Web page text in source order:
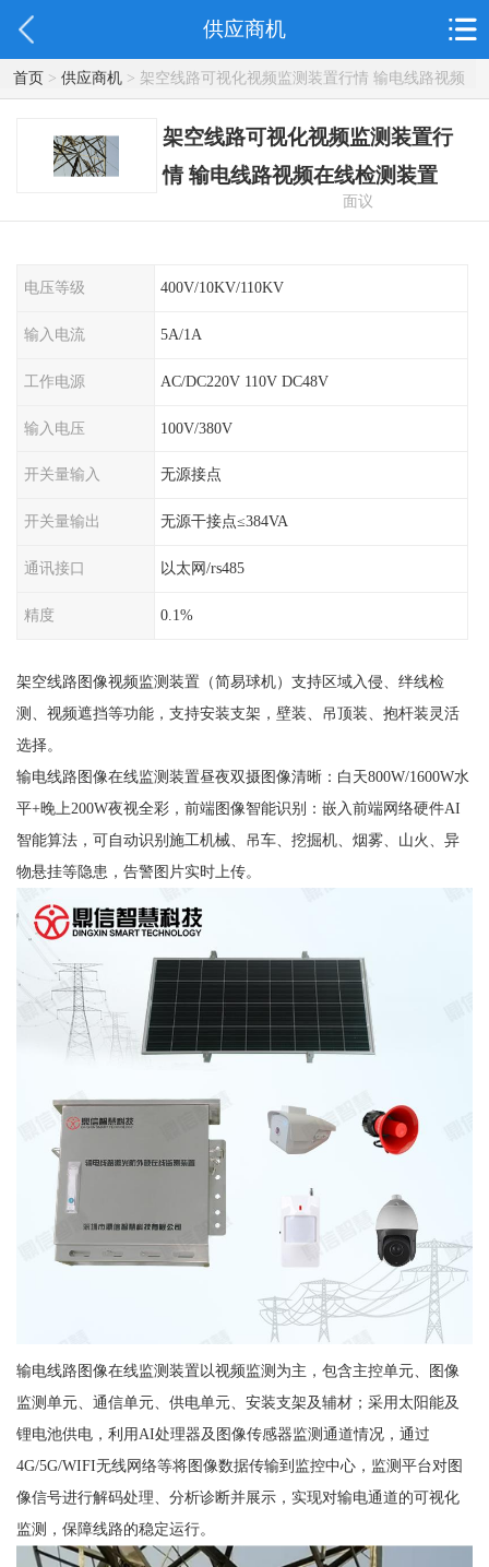
供应商机
首页> 供应商机> 架空线路可视化视频监测装置行情 输电线路视频
在线检测装置
架空线路可视化视频监测装置行
情 输电线路视频在线检测装置
面议
电压等级 400V/10KV/110KV
输入电流 5A/1A
工作电源 AC/DC220V 110V DC48V
输入电压 100V/380V
开关量输入 无源接点
开关量输出 无源干接点≤384VA
通讯接口 以太网/rs485
精度 0.1%
架空线路图像视频监测装置（简易球机）支持区域入侵、绊线检
测、视频遮挡等功能，支持安装支架，壁装、吊顶装、抱杆装灵活
选择。
输电线路图像在线监测装置昼夜双摄图像清晰：白天800W/1600W水
平+晚上200W夜视全彩，前端图像智能识别：嵌入前端网络硬件AI
智能算法，可自动识别施工机械、吊车、挖掘机、烟雾、山火、异
物悬挂等隐患，告警图片实时上传。
输电线路图像在线监测装置以视频监测为主，包含主控单元、图像
监测单元、通信单元、供电单元、安装支架及辅材；采用太阳能及
锂电池供电，利用AI处理器及图像传感器监测通道情况，通过
4G/5G/WIFI无线网络等将图像数据传输到监控中心，监测平台对图
像信号进行解码处理、分析诊断并展示，实现对输电通道的可视化
监测，保障线路的稳定运行。